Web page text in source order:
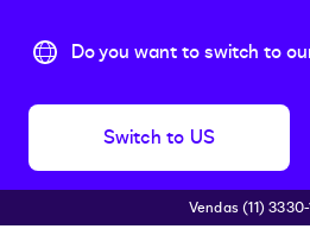
Do you want to switch to
Switch to US
Pular para o conteúdo principal
Vendas (11)